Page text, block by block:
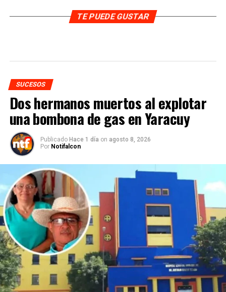
TE PUEDE GUSTAR
SUCESOS
Dos hermanos muertos al explotar
una bombona de gas en Yaracuy
Publicado Hace 1 día on agosto 8, 2026
Por Notifalcon